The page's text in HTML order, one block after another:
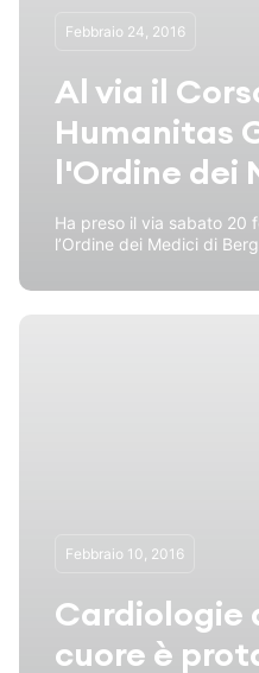
Febbraio 24, 2016
Al via il
Humanitas
l'Ordine dei
Ha preso il via sabato 20
l’Ordine dei Medici di
Febbraio 10, 2016
Cardiologie
cuore è